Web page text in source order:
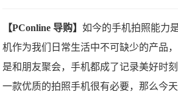
【PConline 导购】如今的手机拍照能力
机作为我们日常生活中不可缺少的产品
是和朋友聚会，手机都成了记录美好时
一款优质的拍照手机很有必要，那么今